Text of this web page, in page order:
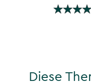
Diese